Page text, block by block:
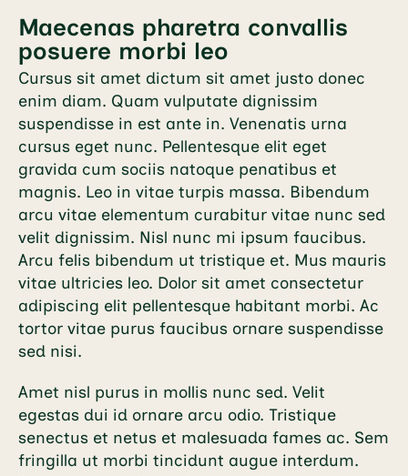
Maecenas pharetra convallis
posuere morbi leo
Cursus sit amet dictum sit amet justo donec
enim diam. Quam vulputate dignissim
suspendisse in est ante in. Venenatis urna
cursus eget nunc. Pellentesque elit eget
gravida cum sociis natoque penatibus et
magnis. Leo in vitae turpis massa. Bibendum
arcu vitae elementum curabitur vitae nunc sed
velit dignissim. Nisl nunc mi ipsum faucibus.
Arcu felis bibendum ut tristique et. Mus mauris
vitae ultricies leo. Dolor sit amet consectetur
adipiscing elit pellentesque habitant morbi. Ac
tortor vitae purus faucibus ornare suspendisse
sed nisi.
Amet nisl purus in mollis nunc sed. Velit
egestas dui id ornare arcu odio. Tristique
senectus et netus et malesuada fames ac. Sem
fringilla ut morbi tincidunt augue interdum.